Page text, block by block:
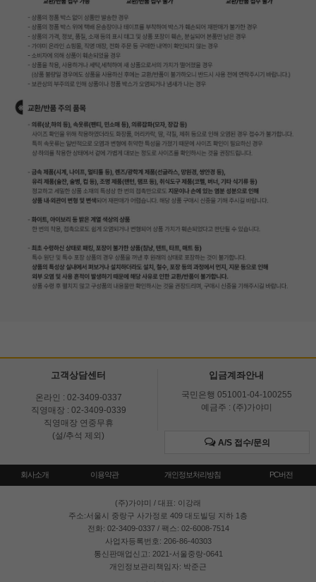
고객상담센터
온라인 : 02-3409-0337
직영매장 : 02-3409-0339
직영매장 연중무휴
(설/추석 제외)
입금계좌안내
국민은행 051001-04-100255
예금주 : (주)가야미
A/S 접수/문의
회사소개 이용약관 개인정보처리방침 PC버전
(주)가야미
/ 대표: 이강래
주소:서울시 중랑구 사가정로 409 대도빌딩 지하 1층
전화: 02-3409-0337 / 팩스: 02-6008-7514
사업자등록번호: 206-86-40303
통신판매업신고: 2021-서울중랑-0641
개인정보관리책임자: 박준근